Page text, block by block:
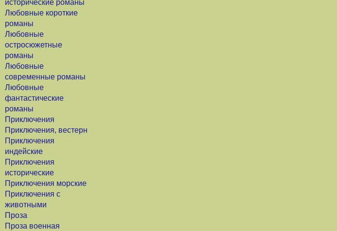
исторические романы
Любовные короткие
романы
Любовные
остросюжетные
романы
Любовные
современные романы
Любовные
фантастические
романы
Приключения
Приключения, вестерн
Приключения
индейские
Приключения
исторические
Приключения морские
Приключения с
животными
Проза
Проза военная